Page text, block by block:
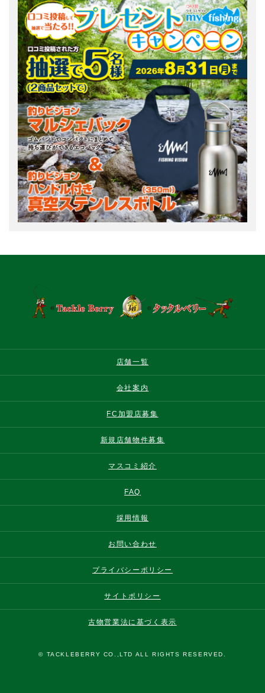
店舗一覧
会社案内
FC加盟店募集
新規店舗物件募集
マスコミ紹介
FAQ
採用情報
お問い合わせ
プライバシーポリシー
サイトポリシー
古物営業法に基づく表示
© TACKLEBERRY CO.,LTD ALL RIGHTS RESERVED.